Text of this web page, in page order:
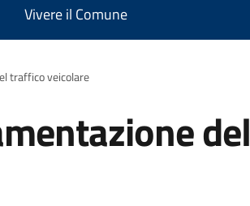
Vivere il Comune
traffico veicolare
del